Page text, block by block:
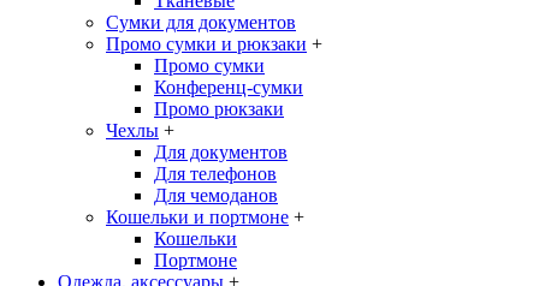
Сумки для документов
Промо сумки и рюкзаки +
Промо сумки
Конференц-сумки
Промо рюкзаки
Чехлы +
Для документов
Для телефонов
Для чемоданов
Кошельки и портмоне +
Кошельки
Портмоне
Одежда, аксессуары +